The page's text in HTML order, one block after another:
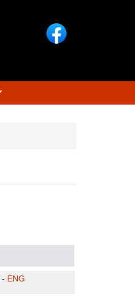
- ENG